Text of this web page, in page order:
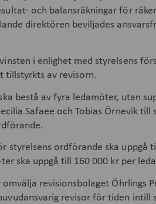
och balansräkningar för
direktören beviljades
i enlighet med styrelsens
tillstyrkts av revisorn.
bestå av fyra ledamöter, utan
Safaee och Tobias Örnevik
styrelsens ordförande ska uppgå
ska uppgå till 160 000 kr per
revisionsbolaget Öhrlings
revisor för tiden intill